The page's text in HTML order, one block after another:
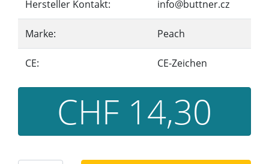
Hersteller Kontakt: info@buttner.cz
Marke: Peach
CE: CE-Zeichen
CHF 14,30